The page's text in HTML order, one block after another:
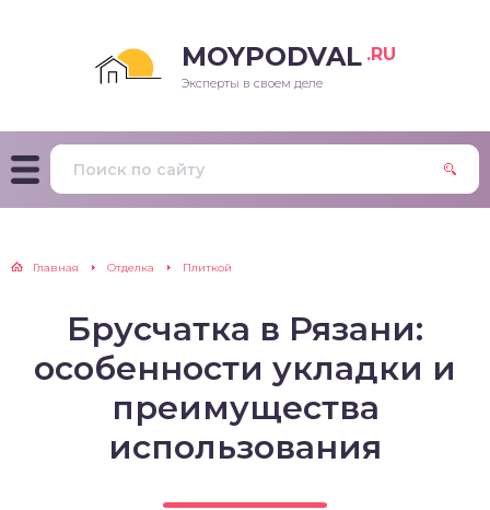
MOYPODVAL .RU
Эксперты в своем деле
Главная Отделка Плиткой
Брусчатка в Рязани:
особенности укладки и
преимущества
использования